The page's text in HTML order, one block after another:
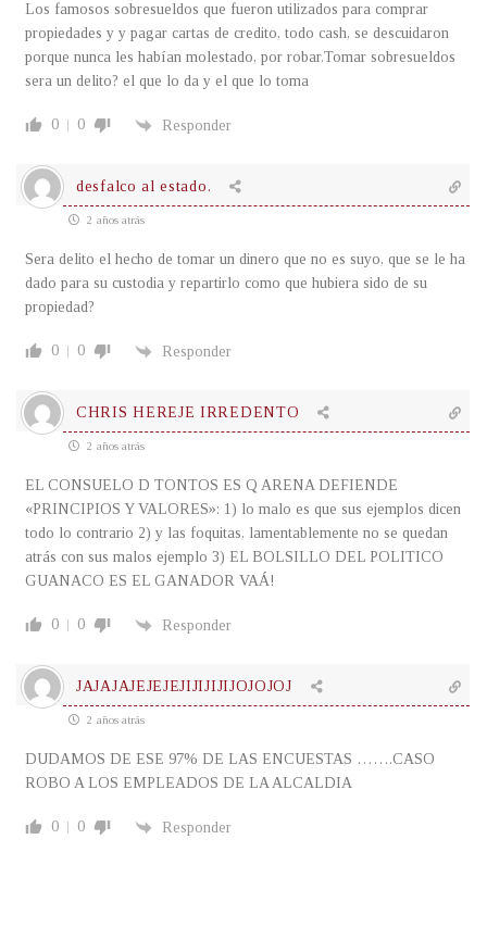
Los famosos sobresueldos que fueron utilizados para comprar
propiedades y y pagar cartas de credito, todo cash, se descuidaron
porque nunca les habían molestado, por robar.Tomar sobresueldos
sera un delito? el que lo da y el que lo toma
0 0 Responder
desfalco al estado.
2 años atrás
Sera delito el hecho de tomar un dinero que no es suyo, que se le ha
dado para su custodia y repartirlo como que hubiera sido de su
propiedad?
0 0 Responder
CHRIS HEREJE IRREDENTO
2 años atrás
EL CONSUELO D TONTOS ES Q ARENA DEFIENDE
«PRINCIPIOS Y VALORES»: 1) lo malo es que sus ejemplos dicen
todo lo contrario 2) y las foquitas, lamentablemente no se quedan
atrás con sus malos ejemplo 3) EL BOLSILLO DEL POLITICO
GUANACO ES EL GANADOR VAÁ!
0 0 Responder
JAJAJAJEJEJEJIJIJIJIJOJOJOJ
2 años atrás
DUDAMOS DE ESE 97% DE LAS ENCUESTAS …….CASO
ROBO A LOS EMPLEADOS DE LA ALCALDIA
0 0 Responder